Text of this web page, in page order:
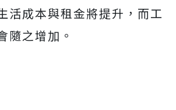
活成本與租金將提升，而工
隨之增加。